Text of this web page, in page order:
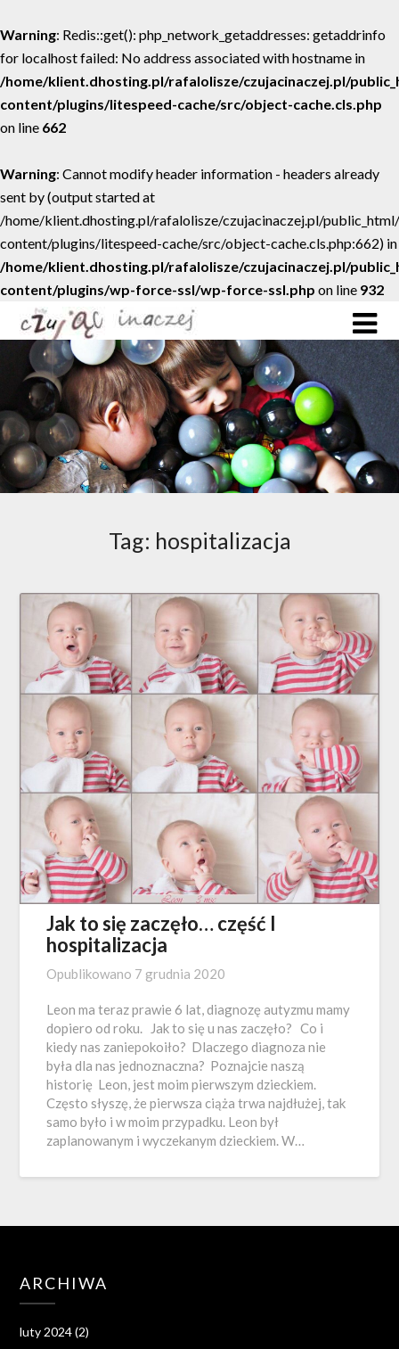
Warning: Redis::get(): php_network_getaddresses: getaddrinfo
for localhost failed: No address associated with hostname in
/home/klient.dhosting.pl/rafalolisze/czujacinaczej.pl/
content/plugins/litespeed-cache/src/object-cache.cls.php
on line 662
Warning: Cannot modify header information - headers already
sent by (output started at
/home/klient.dhosting.pl/rafalolisze/czujacinaczej.pl/
content/plugins/litespeed-cache/src/object-cache.cls.php:662) in
/home/klient.dhosting.pl/rafalolisze/czujacinaczej.pl/
content/plugins/wp-force-ssl/wp-force-ssl.php on line 932
Tag: hospitalizacja
Jak to się zaczęło… część I
hospitalizacja
Opublikowano 7 grudnia 2020
Leon ma teraz prawie 6 lat, diagnozę autyzmu mamy
dopiero od roku. Jak to się u nas zaczęło? Co i
kiedy nas zaniepokoiło? Dlaczego diagnoza nie
była dla nas jednoznaczna? Poznajcie naszą
historię Leon, jest moim pierwszym dzieckiem.
Często słyszę, że pierwsza ciąża trwa najdłużej, tak
samo było i w moim przypadku. Leon był
zaplanowanym i wyczekanym dzieckiem. W…
ARCHIWA
luty 2024(2)